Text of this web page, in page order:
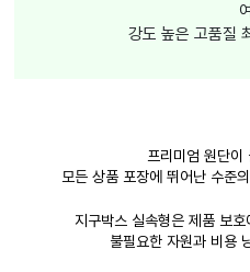
여
강도 높은 고품질
프리미엄 원단이
모든 상품 포장에 뛰어난 수준
지구박스 실속형은 제품 보
불필요한 자원과 비용